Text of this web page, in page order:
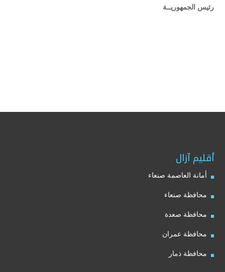
رئيس الجمهوريــة
أقليم آزال
أمانة العاصمة صنعاء
محافظة صنعاء
محافظة صعدة
محافظة عمران
محافظة ذمار